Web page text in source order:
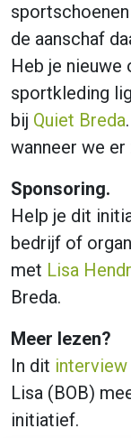
de aanschaf
Heb je nieuwe
sportkleding
bij Quiet Breda
wanneer we er
Sponsoring.
Help je dit
bedrijf of
met Lisa
Breda.
Meer lezen?
In dit interview
Lisa (BOB)
initiatief.